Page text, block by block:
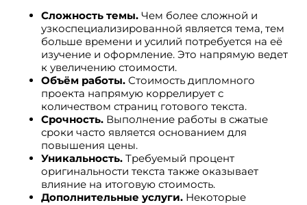
Сложность темы. Чем более сложной и
узкоспециализированной является тема, тем
больше времени и усилий потребуется на её
изучение и оформление. Это напрямую ведет
к увеличению стоимости.
Объём работы. Стоимость дипломного
проекта напрямую коррелирует с
количеством страниц готового текста.
Срочность. Выполнение работы в сжатые
сроки часто является основанием для
повышения цены.
Уникальность. Требуемый процент
оригинальности текста также оказывает
влияние на итоговую стоимость.
Дополнительные услуги. Некоторые